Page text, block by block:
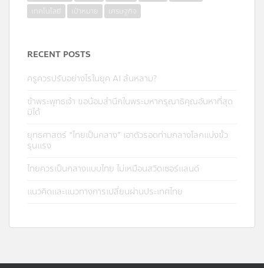
เทคโนโลยี
เป้าหมาย เศรษฐกิจ
RECENT POSTS
ครูควรปรับอย่างไรในยุค AI ล้นหลาม?
ข้าพระพุทธเจ้า ขอน้อมสำนึกในพระมหากรุณาธิคุณอันหาที่สุด
มิได้
ยุทธศาสตร์ “ไทยเป็นกลาง” เอาตัวรอดท่ามกลางโลกแบ่งขั้ว
รุนแรง
ไทยควรเป็นกลางแบบไทย ไม่เหมือนสวิตเซอร์แลนด์
แนวคิดและแนวทางการเปลี่ยนผ่านประเทศไทย